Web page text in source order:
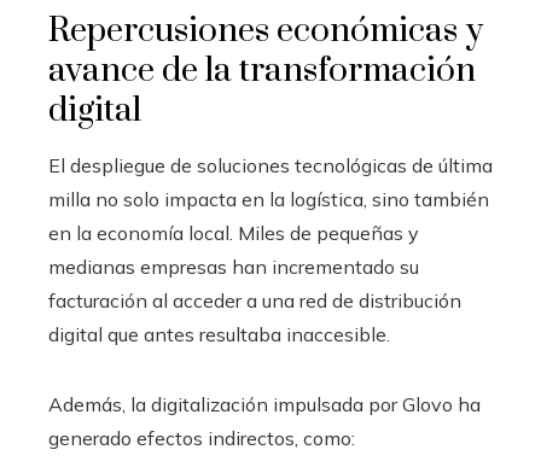
Repercusiones económicas y
avance de la transformación
digital
El despliegue de soluciones tecnológicas de última
milla no solo impacta en la logística, sino también
en la economía local. Miles de pequeñas y
medianas empresas han incrementado su
facturación al acceder a una red de distribución
digital que antes resultaba inaccesible.
Además, la digitalización impulsada por Glovo ha
generado efectos indirectos, como: